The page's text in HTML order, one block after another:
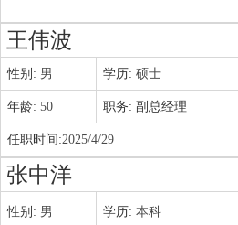
王伟波
性别: 男 学历: 硕士
年龄: 50 职务: 副总经理
任职时间:2025/4/29
张中洋
性别: 男 学历: 本科